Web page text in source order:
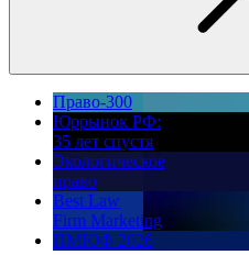
Право-300
Юррынок РФ:
35 лет спустя
Экологическое
право
Best Law
Firm Marketing
ПМЮФ 2026